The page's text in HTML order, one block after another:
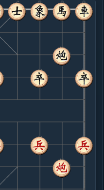
兵三进一
炮八平七
炮八退五